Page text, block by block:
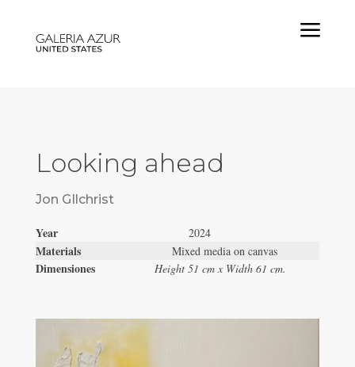
a
Looking ahead
Jon GIlchrist
Year 2024
Materials Mixed media on canvas
Dimensiones Height 51 cm x Width 61 cm.